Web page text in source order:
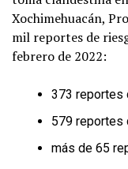
Xochimehuacán,
mil reportes de
febrero de 2022:
373 reportes
579 reportes
más de 65